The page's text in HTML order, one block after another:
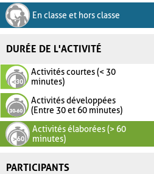
En classe et hors classe
DURÉE DE L'ACTIVITÉ
Activités courtes (< 30
minutes)
Activités développées
(Entre 30 et 60 minutes)
Activités élaborées (> 60
minutes)
PARTICIPANTS